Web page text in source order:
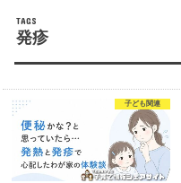
発疹
子ども関連